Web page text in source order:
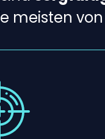
meisten